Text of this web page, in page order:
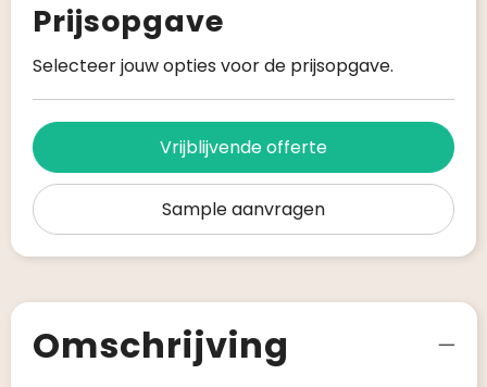
Prijsopgave
Selecteer jouw opties voor de prijsopgave.
Vrijblijvende offerte
Sample aanvragen
Omschrijving